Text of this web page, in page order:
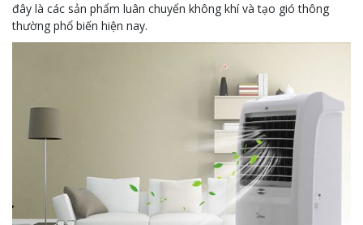
đây là các sản phẩm luân chuyển không khí và tạo gió thông
thường phổ biến hiện nay.